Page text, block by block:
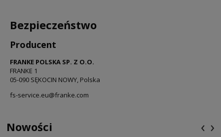
Bezpieczeństwo
Producent
FRANKE POLSKA SP. Z O.O.
FRANKE 1
05-090 SĘKOCIN NOWY, Polska
fs-service.eu@franke.com
Nowości ‹ ›